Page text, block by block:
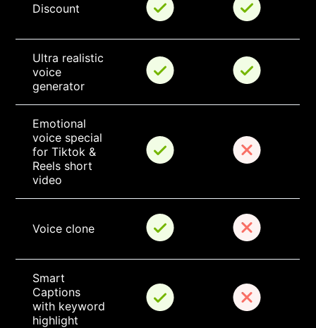
Discount
Ultra realistic
voice
generator
Emotional
voice special
for Tiktok &
Reels short
video
Voice clone
Smart
Captions
with keyword
highlight